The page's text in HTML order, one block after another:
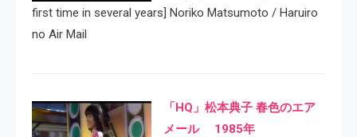
first time in several years] Noriko Matsumoto / Haruiro
no Air Mail
「HQ」松本典子 春色のエア
メール 1985年